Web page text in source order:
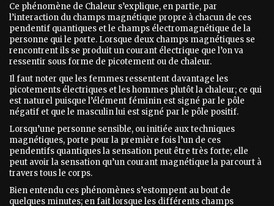
Ce phénomène de Chaleur s’explique, en partie, par
l’interaction du champs magnétique propre à chacun de ces
pendentif quantiques et le champs électromagnétique de la
personne qui le porte. Lorsque deux champs magnétiques se
rencontrent ils se produit un courant électrique que l’on va
ressentir sous forme de picotement ou de chaleur.
Il faut noter que les femmes ressentent davantage les
picotements électriques et les hommes plutôt la chaleur; ce qui
est naturel puisque l’élément féminin est signé par le pôle
négatif et que le masculin lui est signé par le pôle positif.
Lorsqu’une personne sensible, ou initiée aux techniques
magnétiques, porte pour la première fois l’un de ces
pendentifs quantiques la sensation peut être très forte; elle
peut avoir la sensation qu’un courant magnétique la parcourt à
travers tous le corps.
Bien entendu ces phénomènes s’estompent au bout de
quelques minutes; en fait lorsque les différents champs